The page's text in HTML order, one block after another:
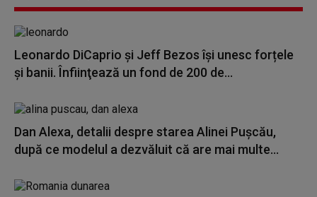
Leonardo DiCaprio şi Jeff Bezos își unesc forțele
și banii. Înfiinţează un fond de 200 de...
Dan Alexa, detalii despre starea Alinei Pușcău,
după ce modelul a dezvăluit că are mai multe...